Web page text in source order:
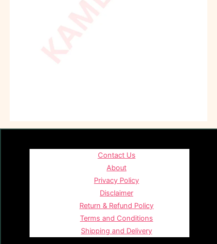
Contact Us
About
Privacy Policy
Disclaimer
Return & Refund Policy
Terms and Conditions
Shipping and Delivery